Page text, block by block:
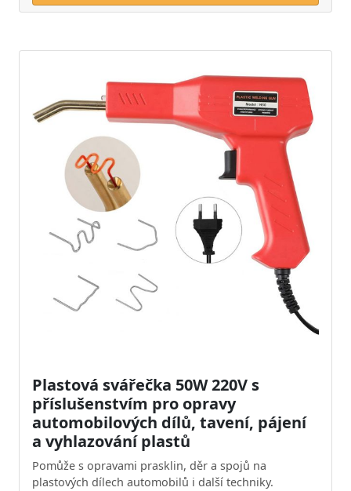
Plastová svářečka 50W 220V s
příslušenstvím pro opravy
automobilových dílů, tavení, pájení
a vyhlazování plastů
Pomůže s opravami prasklin, děr a spojů na
plastových dílech automobilů i další techniky.